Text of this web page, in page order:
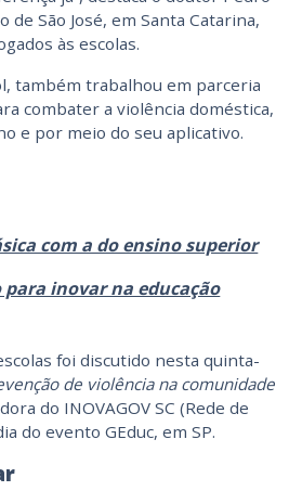
São José, em Santa Catarina,
às escolas.
também trabalhou em parceria
combater a violência doméstica,
e por meio do seu aplicativo.
com a do ensino superior
inovar na educação
foi discutido nesta quinta-
de violência na comunidade
do INOVAGOV SC (Rede de
do evento GEduc, em SP.